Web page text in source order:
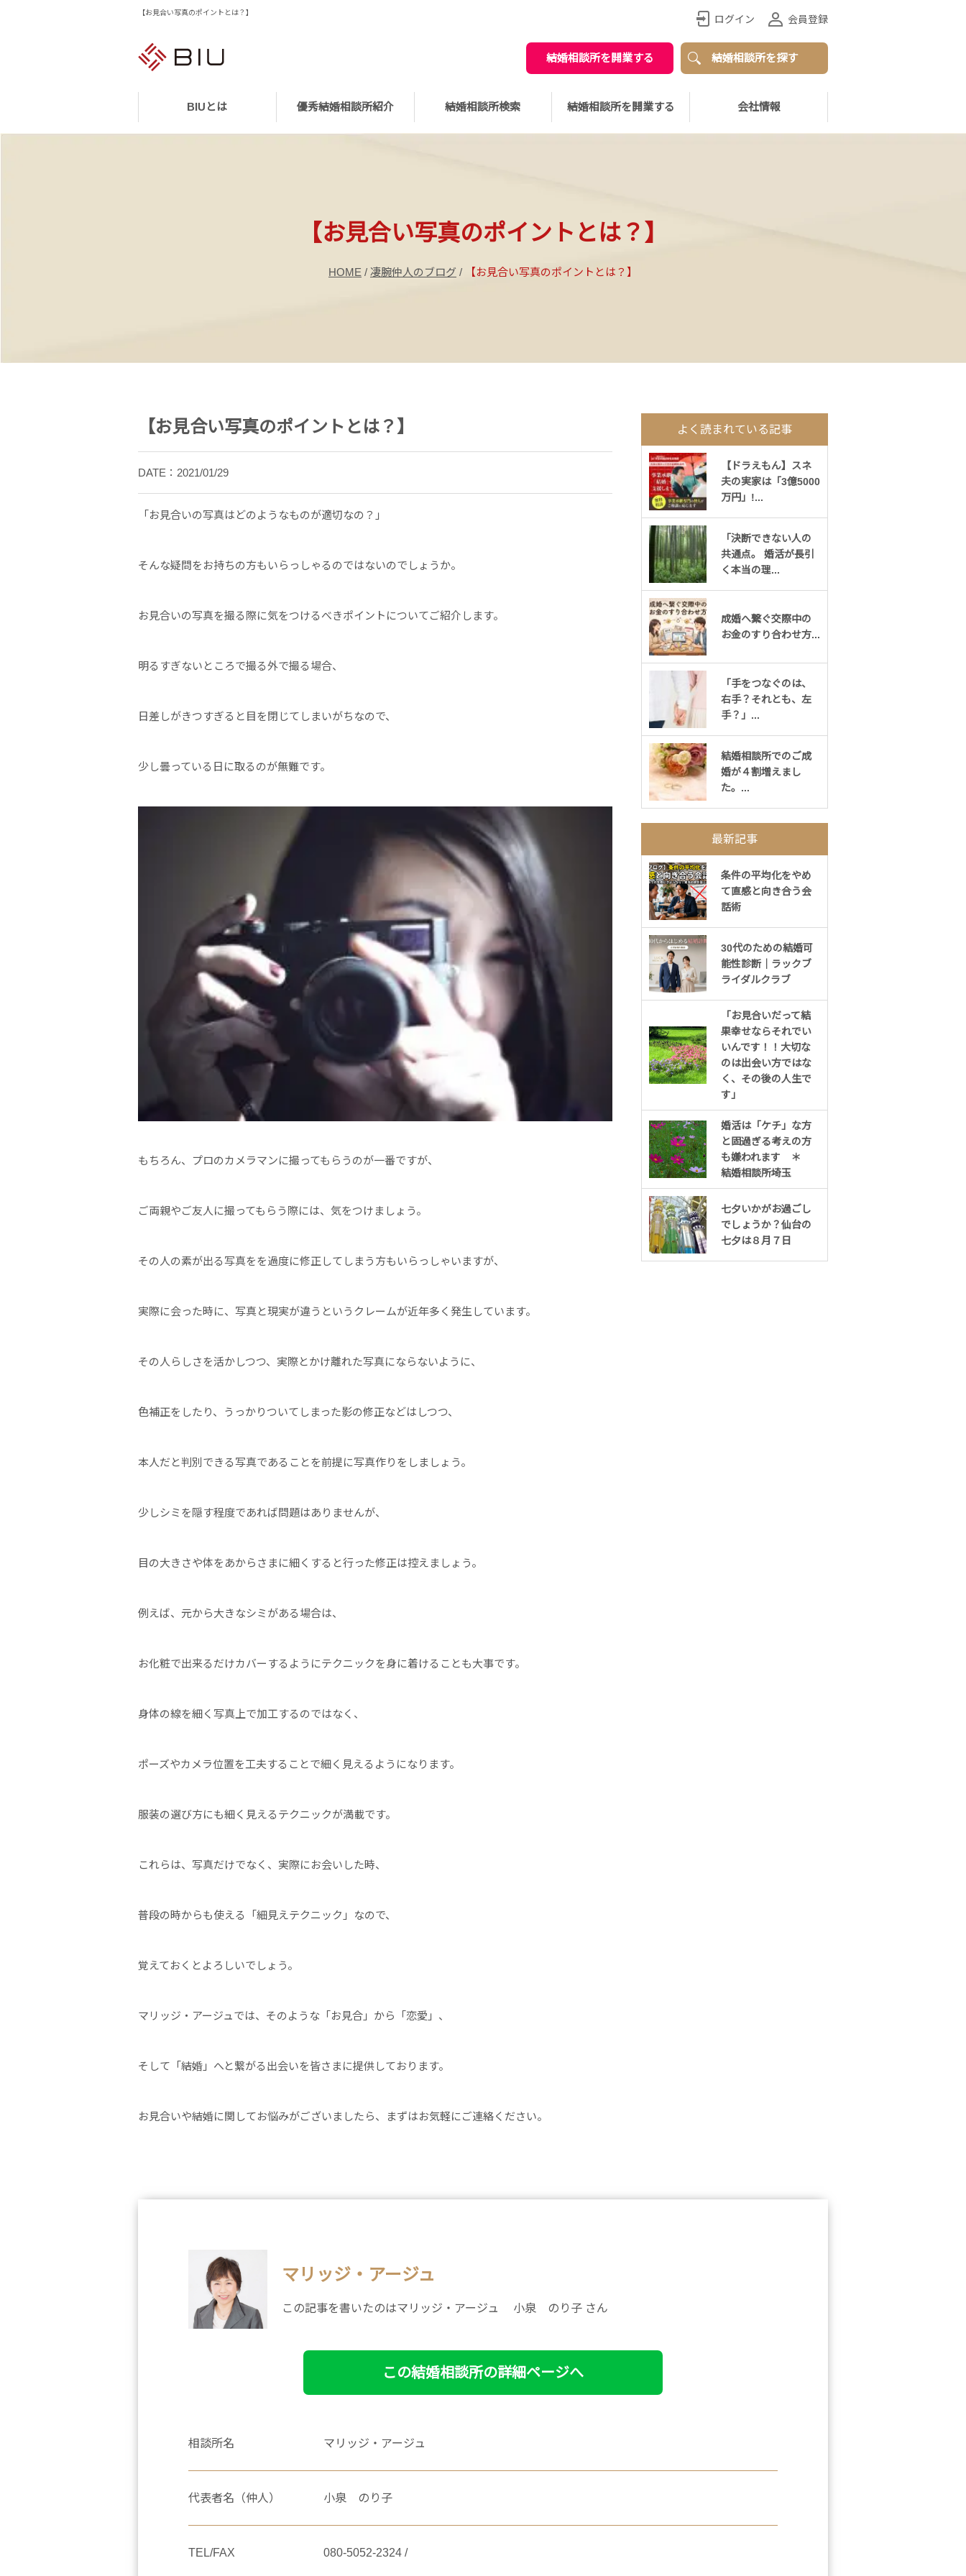
【お見合い写真のポイントとは？】
ログイン 会員登録
結婚相談所を開業する 結婚相談所を探す
BIUとは 優秀結婚相談所紹介 結婚相談所検索 結婚相談所を開業する 会社情報
【お見合い写真のポイントとは？】
HOME / 凄腕仲人のブログ / 【お見合い写真のポイントとは？】
【お見合い写真のポイントとは？】
DATE：2021/01/29
「お見合いの写真はどのようなものが適切なの？」
そんな疑問をお持ちの方もいらっしゃるのではないのでしょうか。
お見合いの写真を撮る際に気をつけるべきポイントについてご紹介します。
明るすぎないところで撮る外で撮る場合、
日差しがきつすぎると目を閉じてしまいがちなので、
少し曇っている日に取るのが無難です。
もちろん、プロのカメラマンに撮ってもらうのが一番ですが、
ご両親やご友人に撮ってもらう際には、気をつけましょう。
その人の素が出る写真をを過度に修正してしまう方もいらっしゃいますが、
実際に会った時に、写真と現実が違うというクレームが近年多く発生しています。
その人らしさを活かしつつ、実際とかけ離れた写真にならないように、
色補正をしたり、うっかりついてしまった影の修正などはしつつ、
本人だと判別できる写真であることを前提に写真作りをしましょう。
少しシミを隠す程度であれば問題はありませんが、
目の大きさや体をあからさまに細くすると行った修正は控えましょう。
例えば、元から大きなシミがある場合は、
お化粧で出来るだけカバーするようにテクニックを身に着けることも大事です。
身体の線を細く写真上で加工するのではなく、
ポーズやカメラ位置を工夫することで細く見えるようになります。
服装の選び方にも細く見えるテクニックが満載です。
これらは、写真だけでなく、実際にお会いした時、
普段の時からも使える「細見えテクニック」なので、
覚えておくとよろしいでしょう。
マリッジ・アージュでは、そのような「お見合」から「恋愛」、
そして「結婚」へと繋がる出会いを皆さまに提供しております。
お見合いや結婚に関してお悩みがございましたら、まずはお気軽にご連絡ください。
よく読まれている記事
【ドラえもん】スネ
夫の実家は「3億5000
万円」!...
「決断できない人の
共通点。 婚活が長引
く本当の理...
成婚へ繋ぐ交際中の
お金のすり合わせ方...
「手をつなぐのは、
右手？それとも、左
手？」...
結婚相談所でのご成
婚が４割増えまし
た。...
最新記事
条件の平均化をやめ
て直感と向き合う会
話術
30代のための結婚可
能性診断｜ラックブ
ライダルクラブ
「お見合いだって結
果幸せならそれでい
いんです！！大切な
のは出会い方ではな
く、その後の人生で
す」
婚活は「ケチ」な方
と固過ぎる考えの方
も嫌われます ＊
結婚相談所埼玉
七夕いかがお過ごし
でしょうか？仙台の
七夕は８月７日
マリッジ・アージュ
この記事を書いたのはマリッジ・アージュ 小泉 のり子 さん
この結婚相談所の詳細ページへ
相談所名 マリッジ・アージュ
代表者名（仲人） 小泉 のり子
TEL/FAX 080-5052-2324 /